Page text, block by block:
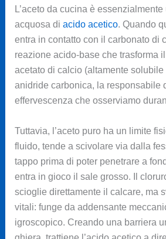
L’aceto da cucina è
acquosa di acido acetico. Quando
entra in contatto con il carbonato di
reazione acido-base che trasforma
acetato di calcio (altamente solubile
anidride carbonica, la responsabile
effervescenza che osserviamo
Tuttavia, l’aceto puro ha un limite
fluido, tende a scivolare via dalla
tappo prima di poter penetrare a
entra in gioco il sale grosso. Il
scioglie direttamente il calcare, ma
vitali: funge da addensante
igroscopico. Creando una barriera